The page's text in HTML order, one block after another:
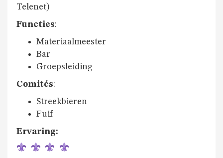
Telenet)
Functies:
Materiaalmeester
Bar
Groepsleiding
Comités:
Streekbieren
Fuif
Ervaring: